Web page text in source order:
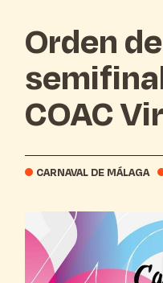
Orden
COAC
CARNAVAL DE MÁLAGA